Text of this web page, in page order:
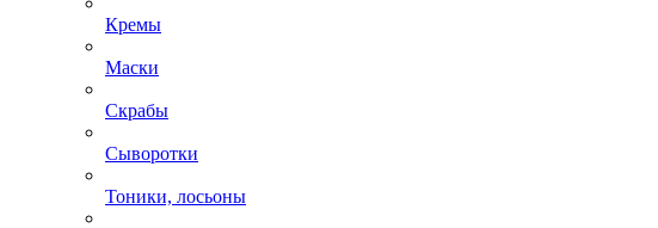
Кремы
Маски
Скрабы
Сыворотки
Тоники, лосьоны